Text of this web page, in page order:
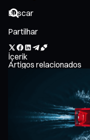
Partilhar
İçerik
Artigos relacionados